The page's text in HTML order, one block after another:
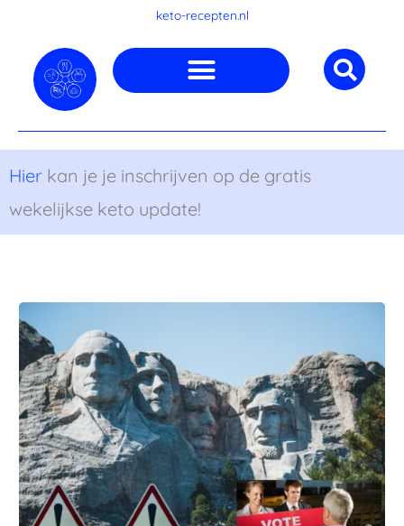
inhoud
keto-recepten.nl
Hier kan je je inschrijven op de gratis
wekelijkse keto update!